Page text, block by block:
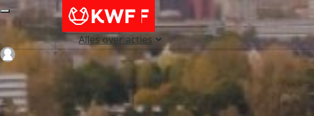
Alles over acties
Login